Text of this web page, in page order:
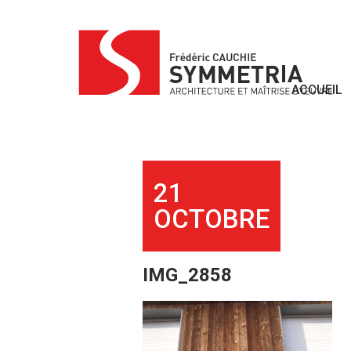
ACCUEIL
21
OCTOBRE
IMG_2858